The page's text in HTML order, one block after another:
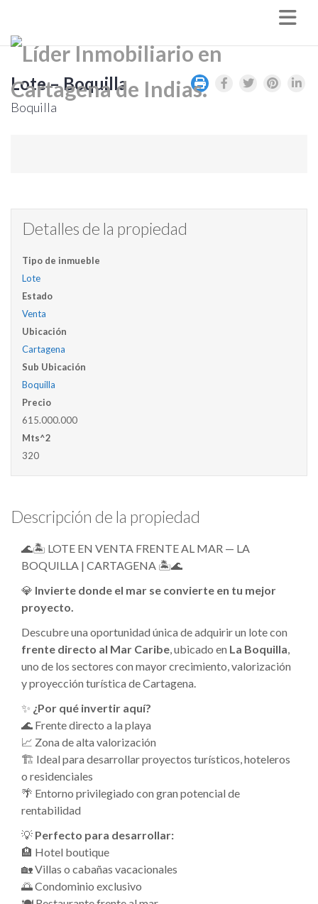
Lote – Boquilla
Boquilla
Detalles de la propiedad
Tipo de inmueble
Lote
Estado
Venta
Ubicación
Cartagena
Sub Ubicación
Boquilla
Precio
615.000.000
Mts^2
320
Descripción de la propiedad
🌊🏝️ LOTE EN VENTA FRENTE AL MAR — LA
BOQUILLA | CARTAGENA 🏝️🌊
💎 Invierte donde el mar se convierte en tu mejor
proyecto.
Descubre una oportunidad única de adquirir un lote con
frente directo al Mar Caribe, ubicado en La Boquilla,
uno de los sectores con mayor crecimiento, valorización
y proyección turística de Cartagena.
✨ ¿Por qué invertir aquí?
🌊 Frente directo a la playa
📈 Zona de alta valorización
🏗️ Ideal para desarrollar proyectos turísticos, hoteleros
o residenciales
🌴 Entorno privilegiado con gran potencial de
rentabilidad
💡 Perfecto para desarrollar:
🏨 Hotel boutique
🏡 Villas o cabañas vacacionales
🌅 Condominio exclusivo